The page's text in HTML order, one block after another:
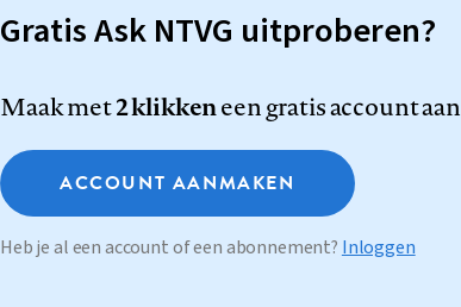
Gratis Ask NTVG uitproberen?
Maak met2 klikkeneen gratis account aan
ACCOUNT AANMAKEN
Heb je al een account of een abonnement? Inloggen